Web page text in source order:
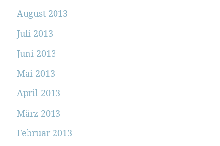
August 2013
Juli 2013
Juni 2013
Mai 2013
April 2013
März 2013
Februar 2013